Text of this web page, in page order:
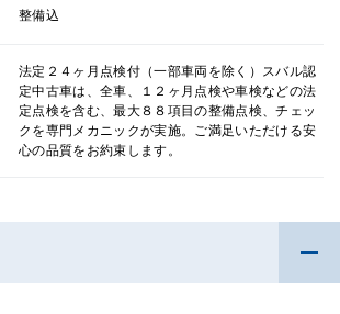
整備込
法定２４ヶ月点検付（一部車両を除く）スバル認
定中古車は、全車、１２ヶ月点検や車検などの法
定点検を含む、最大８８項目の整備点検、チェッ
クを専門メカニックが実施。ご満足いただける安
心の品質をお約束します。